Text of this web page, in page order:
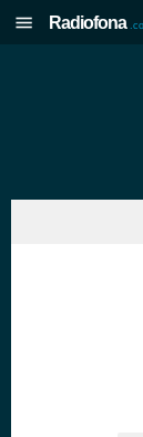
Radiofona